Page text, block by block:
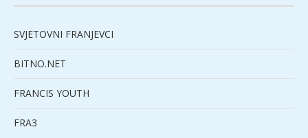
SVJETOVNI FRANJEVCI
BITNO.NET
FRANCIS YOUTH
FRA3